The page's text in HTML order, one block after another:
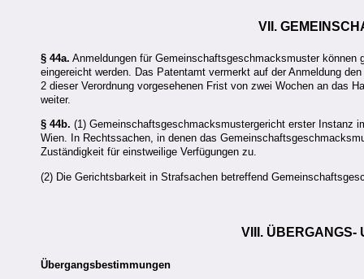
VII.
§ 44a. Anmeldungen für Gemeinschaftsgeschmacksmuster
eingereicht werden. Das Patentamt vermerkt auf der Anmeldung
2 dieser Verordnung vorgesehenen Frist von zwei Wochen an das
weiter.
§ 44b. (1) Gemeinschaftsgeschmacksmustergericht erster Instanz
Wien. In Rechtssachen, in denen das
Zuständigkeit für einstweilige Verfügungen zu.
(2) Die Gerichtsbarkeit in Strafsachen betreffend
VIII. ÜBERGANGS-
Übergangsbestimmungen